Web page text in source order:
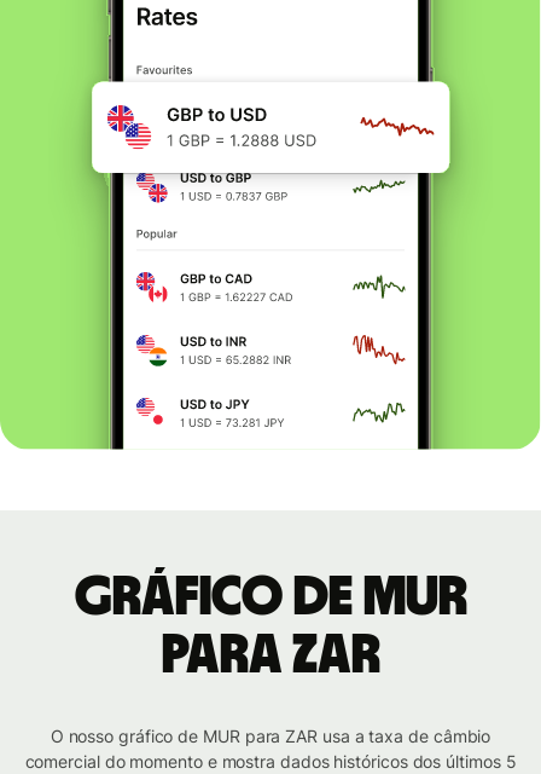
Gráfico de MUR
para ZAR
O nosso gráfico de MUR para ZAR usa a taxa de câmbio
comercial do momento e mostra dados históricos dos últimos 5